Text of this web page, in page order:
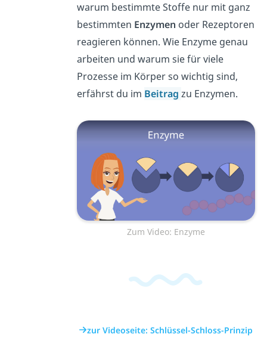
warum bestimmte Stoffe nur mit ganz
bestimmten Enzymen oder Rezeptoren
reagieren können. Wie Enzyme genau
arbeiten und warum sie für viele
Prozesse im Körper so wichtig sind,
erfährst du im Beitrag zu Enzymen.
Zum Video: Enzyme
zur Videoseite: Schlüssel-Schloss-Prinzip